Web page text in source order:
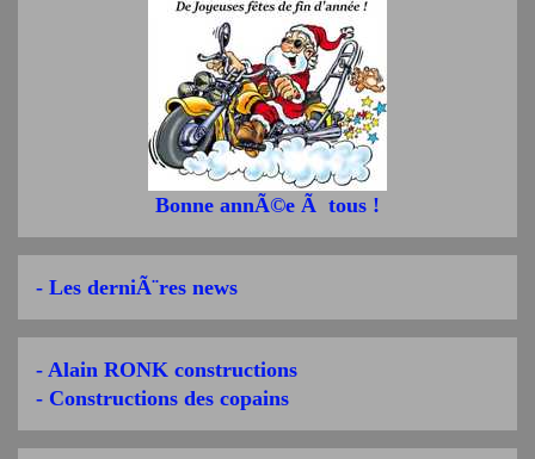
Bonne annÃ©e Ã tous !
- Les derniÃ¨res news
- Alain RONK constructions
- Constructions des copains